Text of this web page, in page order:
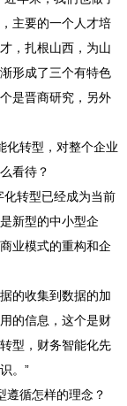
主要的一个人才培
，扎根山西，为山
形成了三个有特色
是晋商研究，另外
化转型，对整个企业
看待？
化转型已经成为当前
新型的中小型企
业模式的重构和企
的收集到数据的加
的信息，这个是财
型，财务智能化先
。”
遵循怎样的理念？